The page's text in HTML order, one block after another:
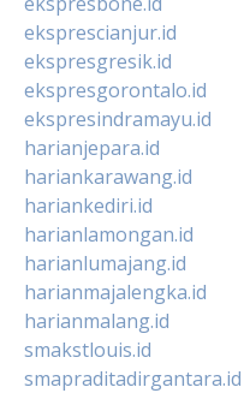
eksprescianjur.id
ekspresgresik.id
ekspresgorontalo.id
ekspresindramayu.id
harianjepara.id
hariankarawang.id
hariankediri.id
harianlamongan.id
harianlumajang.id
harianmajalengka.id
harianmalang.id
smakstlouis.id
smapraditadirgantara.id